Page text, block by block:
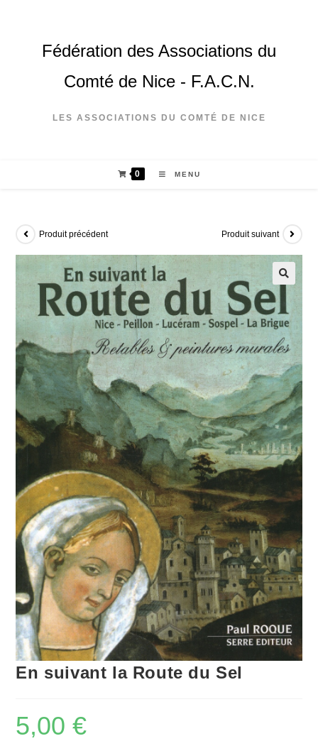
Fédération des Associations du
Comté de Nice - F.A.C.N.
LES ASSOCIATIONS DU COMTÉ DE NICE
0 MENU
Produit précédent Produit suivant
En suivant la Route du Sel
5,00€